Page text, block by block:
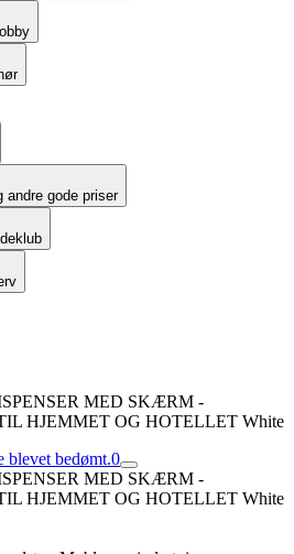
andre gode priser
MED SKÆRM -
HJEMMET OG HOTELLET White
blevet bedømt.0
MED SKÆRM -
HJEMMET OG HOTELLET White